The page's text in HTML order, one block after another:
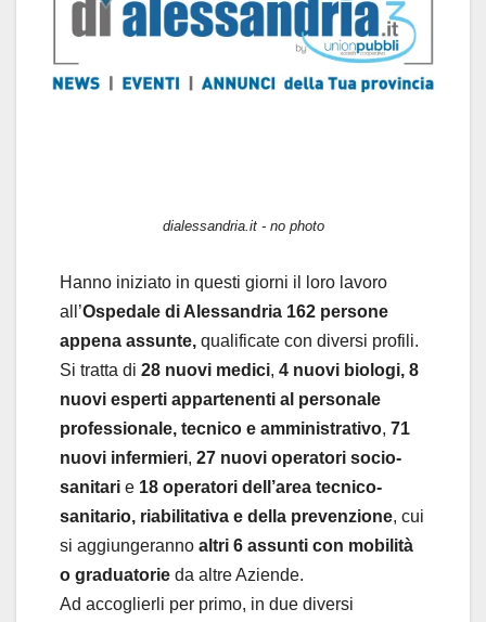
dialessandria.it - no photo
Hanno iniziato in questi giorni il loro lavoro
all’Ospedale di Alessandria 162 persone
appena assunte, qualificate con diversi profili.
Si tratta di 28 nuovi medici, 4 nuovi biologi, 8
nuovi esperti appartenenti al personale
professionale, tecnico e amministrativo, 71
nuovi infermieri, 27 nuovi operatori socio-
sanitari e 18 operatori dell’area tecnico-
sanitario, riabilitativa e della prevenzione, cui
si aggiungeranno altri 6 assunti con mobilità
o graduatorie da altre Aziende.
Ad accoglierli per primo, in due diversi